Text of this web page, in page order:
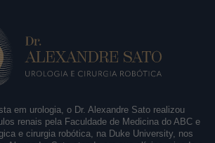
em urologia, o Dr. Alexandre Sato realizou
renais pela Faculdade de Medicina do ABC e
e cirurgia robótica, na Duke University, nos